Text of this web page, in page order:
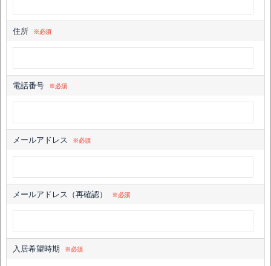
住所 ※必須
電話番号 ※必須
メールアドレス ※必須
メールアドレス（再確認） ※必須
入居希望時期 ※必須